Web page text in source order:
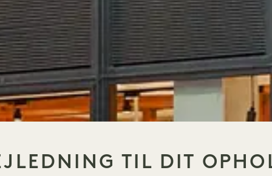
TIL DIT